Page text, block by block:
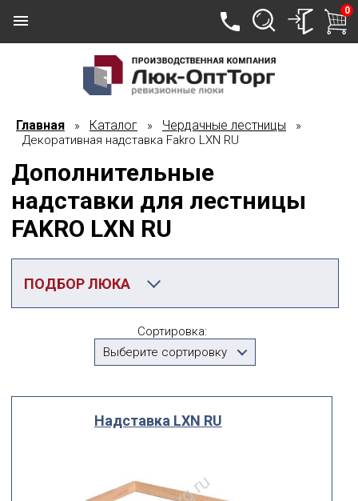
0
Главная » Каталог » Чердачные лестницы »
Декоративная надставка Fakro LXN RU
Дополнительные
надставки для лестницы
FAKRO LXN RU
ПОДБОР ЛЮКА
Декоративная надставка Fakro LXN RU
Выберите...
высота
Сортировка:
Выберите сортировку
Надставка LXN RU